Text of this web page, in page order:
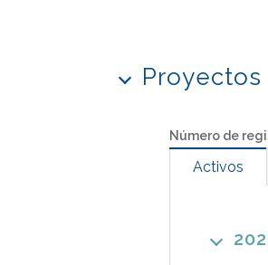
Proyectos
Número de
Activos